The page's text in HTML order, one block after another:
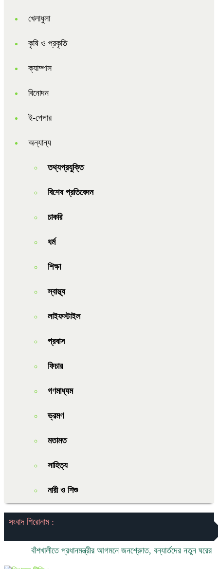
খেলাধুলা
কৃষি ও প্রকৃতি
ক্যাম্পাস
বিনোদন
ই-পেপার
অন্যান্য
তথ্যপ্রযুক্তি
বিশেষ প্রতিবেদন
চাকরি
ধর্ম
শিক্ষা
স্বাস্থ্য
লাইফস্টাইল
প্রবাস
ফিচার
গণমাধ্যম
ভ্রমণ
মতামত
সাহিত্য
নারী ও শিশু
সংবাদ শিরোনাম :
বাঁশখালীতে প্রধানমন্ত্রীর আগমনে জনশ্রুোত, বন্যার্তদের নতুন ঘরের